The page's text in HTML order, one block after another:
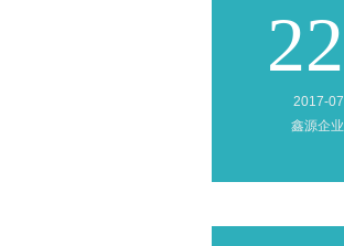
22
2017-07
鑫源企业